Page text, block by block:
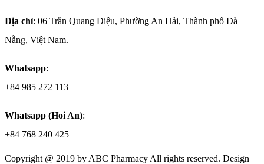
Địa chỉ: 06 Trần Quang Diệu, Phường An Hải, Thành phố Đà
Nẵng, Việt Nam.
Whatsapp:
+84 985 272 113
Whatsapp (Hoi An):
+84 768 240 425
Copyright @ 2019 by ABC Pharmacy All rights reserved. Design